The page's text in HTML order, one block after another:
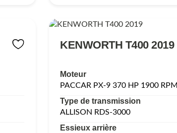
KENWORTH T400 2019
Moteur
PACCAR PX-9 370 HP 1900 RPM
Type de transmission
ALLISON RDS-3000
Essieux arrière